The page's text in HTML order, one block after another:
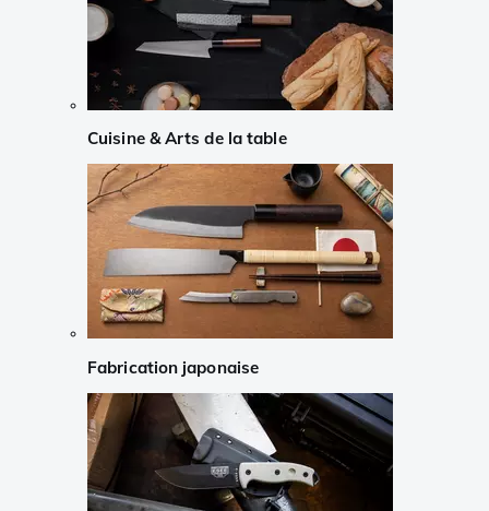
Cuisine & Arts de la table
Fabrication japonaise